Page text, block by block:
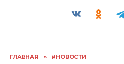
ГЛАВНАЯ » #НОВОСТИ